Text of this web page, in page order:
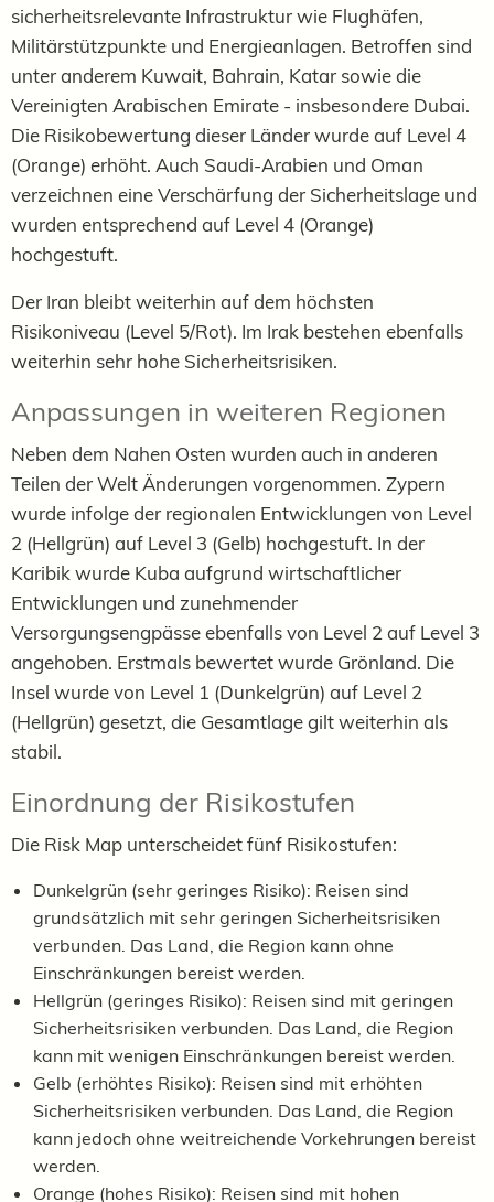
sicherheitsrelevante Infrastruktur wie Flughäfen,
Militärstützpunkte und Energieanlagen. Betroffen sind
unter anderem Kuwait, Bahrain, Katar sowie die
Vereinigten Arabischen Emirate - insbesondere Dubai.
Die Risikobewertung dieser Länder wurde auf Level 4
(Orange) erhöht. Auch Saudi-Arabien und Oman
verzeichnen eine Verschärfung der Sicherheitslage und
wurden entsprechend auf Level 4 (Orange)
hochgestuft.
Der Iran bleibt weiterhin auf dem höchsten
Risikoniveau (Level 5/Rot). Im Irak bestehen ebenfalls
weiterhin sehr hohe Sicherheitsrisiken.
Anpassungen in weiteren Regionen
Neben dem Nahen Osten wurden auch in anderen
Teilen der Welt Änderungen vorgenommen. Zypern
wurde infolge der regionalen Entwicklungen von Level
2 (Hellgrün) auf Level 3 (Gelb) hochgestuft. In der
Karibik wurde Kuba aufgrund wirtschaftlicher
Entwicklungen und zunehmender
Versorgungsengpässe ebenfalls von Level 2 auf Level 3
angehoben. Erstmals bewertet wurde Grönland. Die
Insel wurde von Level 1 (Dunkelgrün) auf Level 2
(Hellgrün) gesetzt, die Gesamtlage gilt weiterhin als
stabil.
Einordnung der Risikostufen
Die Risk Map unterscheidet fünf Risikostufen:
Dunkelgrün (sehr geringes Risiko): Reisen sind
grundsätzlich mit sehr geringen Sicherheitsrisiken
verbunden. Das Land, die Region kann ohne
Einschränkungen bereist werden.
Hellgrün (geringes Risiko): Reisen sind mit geringen
Sicherheitsrisiken verbunden. Das Land, die Region
kann mit wenigen Einschränkungen bereist werden.
Gelb (erhöhtes Risiko): Reisen sind mit erhöhten
Sicherheitsrisiken verbunden. Das Land, die Region
kann jedoch ohne weitreichende Vorkehrungen bereist
werden.
Orange (hohes Risiko): Reisen sind mit hohen